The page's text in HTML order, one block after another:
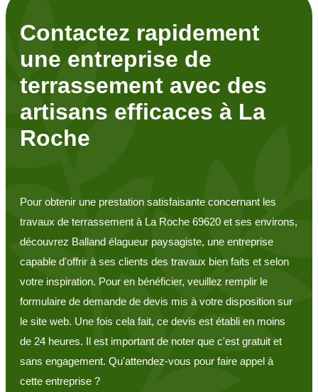
Contactez rapidement
une entreprise de
terrassement avec des
artisans efficaces à La
Roche
Pour obtenir une prestation satisfaisante concernant les
travaux de terrassement à La Roche 69620 et ses environs,
découvrez Balland élagueur paysagiste, une entreprise
capable d'offrir à ses clients des travaux bien faits et selon
votre inspiration. Pour en bénéficier, veuillez remplir le
formulaire de demande de devis mis à votre disposition sur
le site web. Une fois cela fait, ce devis est établi en moins
de 24 heures. Il est important de noter que c'est gratuit et
sans engagement. Qu'attendez-vous pour faire appel à
cette entreprise ?